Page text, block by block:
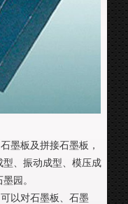
墨板及拼接石墨板，
、振动成型、模压成
园。
以对石墨板、石墨